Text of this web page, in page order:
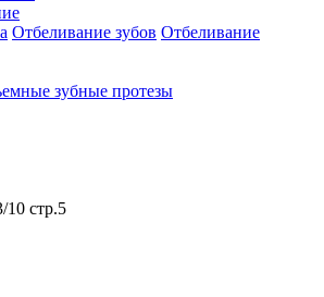
Отбеливание зубов Отбеливание
зубные протезы
10 стр.5